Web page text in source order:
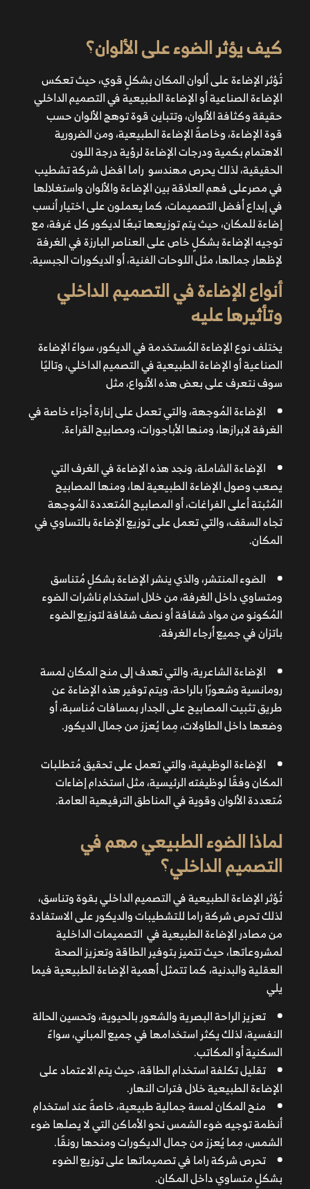
الإضاءة المُوجهة، والتي تعمل على إنارة أجزاء خاصة في
الغرفة لابرازها، ومنها الأباجورات، ومصابيح القراءة.
الإضاءة الشاملة، ونجد هذه الإضاءة في الغرف التي يصعب
وصول الإضاءة الطبيعية لها، ومنها المصابيح المُثبتة أعلى
الفراغات، أو المصابيح المُتعددة المُوجهة تجاه السقف، والتي
تعمل على توزيع الإضاءة بالتساوي في المكان.
الضوء المنتشر، والذي ينشر الإضاءة بشكلٍ مُتناسق
ومتساوي داخل الغرفة، من خلال استخدام ناشرات الضوء
المُكونو من مواد شفافة أو نصف شفافة لتوزيع الضوء باتزان
في جميع أرجاء الغرفة.
رومانسية وشعورًا بالراحة، ويتم توفير هذه الإضاءة عن طريق
تثبيت المصابيح على الجدار بمسافات مُناسبة، أو وضعها داخل
الطاولات، مِما يُعزز من جمال الديكور.
المكان وفقًا لوظيفته الرئيسية، مثل استخدام إضاءات مُتعددة
الألوان وقوية في المناطق الترفيهية العامة.
النفسية، لذلك يكثر استخدامها في جميع المباني، سواءً
السكنية أو المكاتب.
تقليل تكلفة استخدام الطاقة، حيث يتم الاعتماد على
الإضاءة الطبيعية خلال فترات النهار.
منح المكان لمسة جمالية طبيعية، خاصةً عند استخدام
أنظمة توجيه ضوء الشمس نحو الأماكن التي لا يصلها ضوء
الشمس، مِما يُعزز من جمال الديكورات ومنحها رونقًا.
تحرص شركةرامافي تصميماتها على توزيع الضوء بشكلٍ
متساوي داخل المكان.
كيف يؤثر الضوء على الألوان؟
تُؤثر الإضاءة على ألوان المكان بشكلٍ قوي، حيث تعكس
الإضاءة الصناعية أوالإضاءة الطبيعية في التصميم الداخلي
حقيقة وكثافة الألوان، وتتباين قوة توهج الألوان حسب
قوة الإضاءة، وخاصةً الإضاءة الطبيعية، ومن الضرورية
الاهتمام بكمية ودرجات الإضاءة لرؤية درجة اللون
الحقيقية، لذلك يحرص مهندسو راماافضل شركة تشطيب
في مصرعلى فهم العلاقة بين الإضاءة والألوان واستغلالها
في إبداع أفضل التصميمات، كما يعملون على اختيار أنسب
إضاءة للمكان، حيث يتم توزيعها تبعًا لديكور كل غرفة، مع
توجيه الإضاءة بشكلٍ خاص على العناصر البارزة في الغرفة
لإظهار جمالها، مثل اللوحات الفنية، أو الديكورات الجبسية.
أنواع الإضاءة في التصميم الداخلي
وتأثيرها عليه
يختلف نوع الإضاءة المُستخدمة في الديكور، سواءً الإضاءة
الصناعية أوالإضاءة الطبيعية في التصميم الداخلي، وتاليًا
سوف نتعرف على بعض هذه الأنواع، مثل
الإضاءة المُوجهة، والتي تعمل على إنارة أجزاء خاصة في
الغرفة لابرازها، ومنها الأباجورات، ومصابيح القراءة.
الإضاءة الشاملة، ونجد هذه الإضاءة في الغرف التي
يصعب وصول الإضاءة الطبيعية لها، ومنها المصابيح
المُثبتة أعلى الفراغات، أو المصابيح المُتعددة المُوجهة
تجاه السقف، والتي تعمل على توزيع الإضاءة بالتساوي في
المكان.
الضوء المنتشر، والذي ينشر الإضاءة بشكلٍ مُتناسق
ومتساوي داخل الغرفة، من خلال استخدام ناشرات الضوء
المُكونو من مواد شفافة أو نصف شفافة لتوزيع الضوء
باتزان في جميع أرجاء الغرفة.
الإضاءة الشاعرية، والتي تهدف إلى منح المكان لمسة
رومانسية وشعورًا بالراحة، ويتم توفير هذه الإضاءة عن
طريق تثبيت المصابيح على الجدار بمسافات مُناسبة، أو
وضعها داخل الطاولات، مِما يُعزز من جمال الديكور.
الإضاءة الوظيفية، والتي تعمل على تحقيق مُتطلبات
المكان وفقًا لوظيفته الرئيسية، مثل استخدام إضاءات
مُتعددة الألوان وقوية في المناطق الترفيهية العامة.
لماذا الضوء الطبيعي مهم في
التصميم الداخلي؟
تُؤثرالإضاءة الطبيعية في التصميم الداخليبقوة وتناسق،
لذلك تحرص شركةراماللتشطيبات والديكور على الاستفادة
من مصادر الإضاءة الطبيعية في التصميمات الداخلية
لمشروعاتها، حيث تتميز بتوفير الطاقة وتعزيز الصحة
العقلية والبدنية، كما تتمثل أهمية الإضاءة الطبيعية فيما
يلي
تعزيز الراحة البصرية والشعور بالحيوية، وتحسين الحالة
النفسية، لذلك يكثر استخدامها في جميع المباني، سواءً
السكنية أو المكاتب.
تقليل تكلفة استخدام الطاقة، حيث يتم الاعتماد على
الإضاءة الطبيعية خلال فترات النهار.
منح المكان لمسة جمالية طبيعية، خاصةً عند استخدام
أنظمة توجيه ضوء الشمس نحو الأماكن التي لا يصلها ضوء
الشمس، مِما يُعزز من جمال الديكورات ومنحها رونقًا.
تحرص شركةرامافي تصميماتها على توزيع الضوء
بشكلٍ متساوي داخل المكان.